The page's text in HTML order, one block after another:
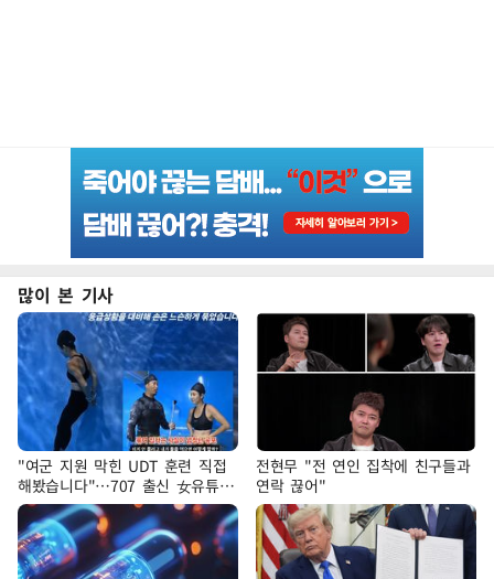
많이 본 기사
"여군 지원 막힌 UDT 훈련 직접
해봤습니다"…707 출신 女유튜버
'완벽 소화'
전현무 "전 연인 집착에 친구들과
연락 끊어"